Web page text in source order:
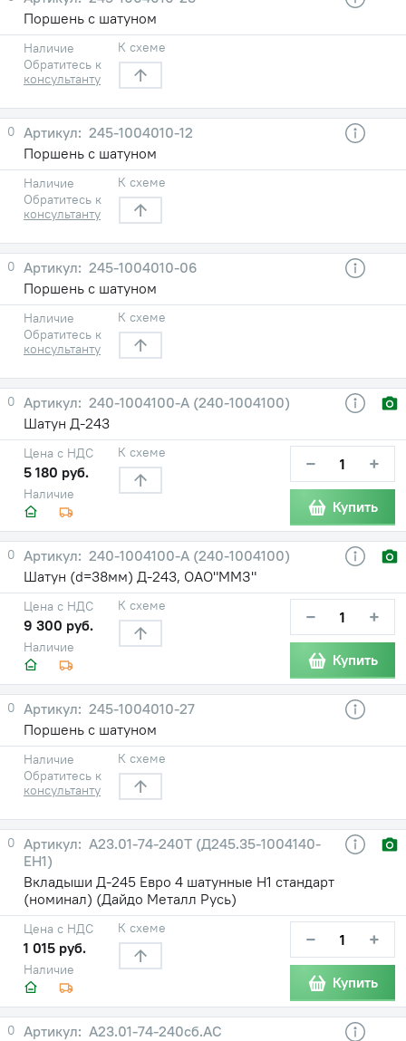
Поршень с шатуном
Наличие
Обратитесь к
консультанту
К схеме
0
245-1004010-12
Поршень с шатуном
Наличие
Обратитесь к
консультанту
К схеме
0
245-1004010-06
Поршень с шатуном
Наличие
Обратитесь к
консультанту
К схеме
0
240-1004100-А (240-1004100)
Шатун Д-243
Наличие
Цена с НДС
5 180 руб.
К схеме − +
Купить
0
240-1004100-А (240-1004100)
Шатун (d=38мм) Д-243, ОАО"ММЗ"
Наличие
Цена с НДС
9 300 руб.
К схеме − +
Купить
0
245-1004010-27
Поршень с шатуном
Наличие
Обратитесь к
консультанту
К схеме
0
А23.01-74-240Т (Д245.35-1004140-
ЕН1)
Вкладыши Д-245 Евро 4 шатунные Н1 стандарт
(номинал) (Дайдо Металл Русь)
Наличие
Цена с НДС
1 015 руб.
К схеме − +
Купить
0
А23.01-74-240сб.АС